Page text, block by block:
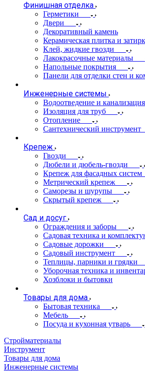
Финишная отделка
Герметики
Двери
Декоративный камень
Керамическая плитка и
Клей, жидкие гвозди
Лакокрасочные материалы
Напольные покрытия
Панели для отделки стен и
Инженерные системы
Водоотведение и канализация
Изоляция для труб
Отопление
Сантехнический инструмент
Крепеж
Гвозди
Дюбели и дюбель-гвозди
Крепеж для фасадных систем
Метрический крепеж
Саморезы и шурупы
Скрытый крепеж
Сад и досуг
Ограждения и заборы
Садовая техника и
Садовые дорожки
Садовый инструмент
Теплицы, парники и грядки
Уборочная техника и
Хозблоки и бытовки
Товары для дома
Бытовая техника
Мебель
Посуда и кухонная утварь
Стройматериалы
Инструмент
Товары для дома
Инженерные системы